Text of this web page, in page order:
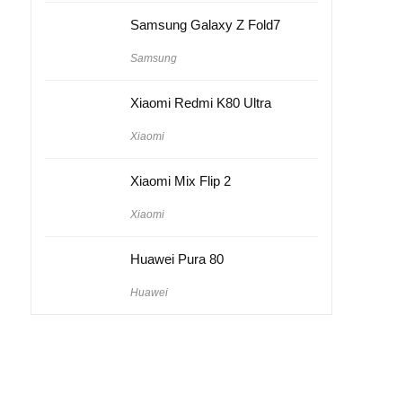
Samsung Galaxy Z Fold7
Samsung
Xiaomi Redmi K80 Ultra
Xiaomi
Xiaomi Mix Flip 2
Xiaomi
Huawei Pura 80
Huawei